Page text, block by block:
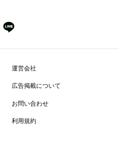
運営会社
広告掲載について
お問い合わせ
利用規約